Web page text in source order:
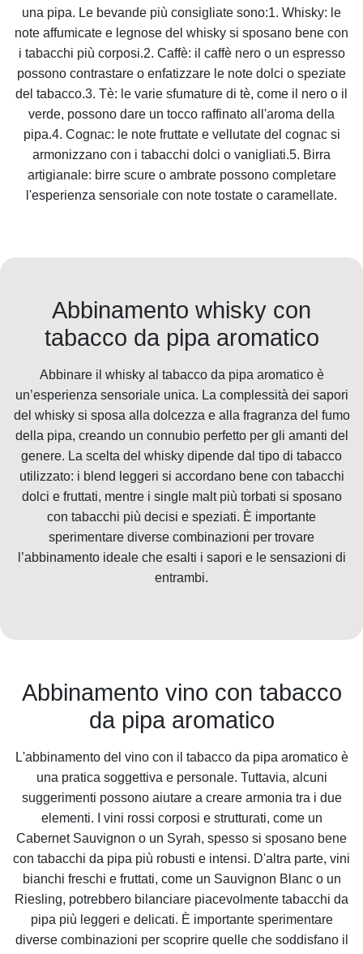
una pipa. Le bevande più consigliate sono:1. Whisky: le
note affumicate e legnose del whisky si sposano bene con
i tabacchi più corposi.2. Caffè: il caffè nero o un espresso
possono contrastare o enfatizzare le note dolci o speziate
del tabacco.3. Tè: le varie sfumature di tè, come il nero o il
verde, possono dare un tocco raffinato all'aroma della
pipa.4. Cognac: le note fruttate e vellutate del cognac si
armonizzano con i tabacchi dolci o vanigliati.5. Birra
artigianale: birre scure o ambrate possono completare
l'esperienza sensoriale con note tostate o caramellate.
Abbinamento whisky con
tabacco da pipa aromatico
Abbinare il whisky al tabacco da pipa aromatico è
un’esperienza sensoriale unica. La complessità dei sapori
del whisky si sposa alla dolcezza e alla fragranza del fumo
della pipa, creando un connubio perfetto per gli amanti del
genere. La scelta del whisky dipende dal tipo di tabacco
utilizzato: i blend leggeri si accordano bene con tabacchi
dolci e fruttati, mentre i single malt più torbati si sposano
con tabacchi più decisi e speziati. È importante
sperimentare diverse combinazioni per trovare
l’abbinamento ideale che esalti i sapori e le sensazioni di
entrambi.
Abbinamento vino con tabacco
da pipa aromatico
L'abbinamento del vino con il tabacco da pipa aromatico è
una pratica soggettiva e personale. Tuttavia, alcuni
suggerimenti possono aiutare a creare armonia tra i due
elementi. I vini rossi corposi e strutturati, come un
Cabernet Sauvignon o un Syrah, spesso si sposano bene
con tabacchi da pipa più robusti e intensi. D'altra parte, vini
bianchi freschi e fruttati, come un Sauvignon Blanc o un
Riesling, potrebbero bilanciare piacevolmente tabacchi da
pipa più leggeri e delicati. È importante sperimentare
diverse combinazioni per scoprire quelle che soddisfano il